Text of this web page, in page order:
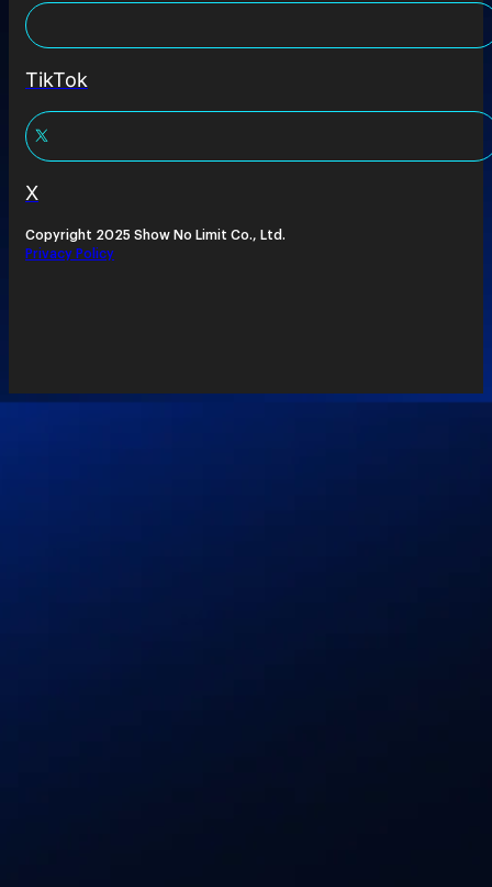
TikTok
X
Copyright 2025 Show No Limit Co., Ltd.
Privacy Policy